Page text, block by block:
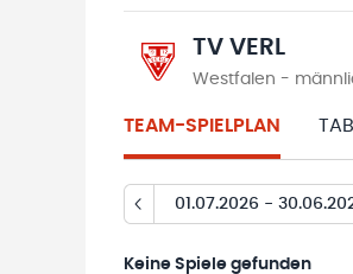
TV VERL
Westfalen -
TEAM-SPIELPLAN
01.07.2026 -
Keine Spiele gefunden